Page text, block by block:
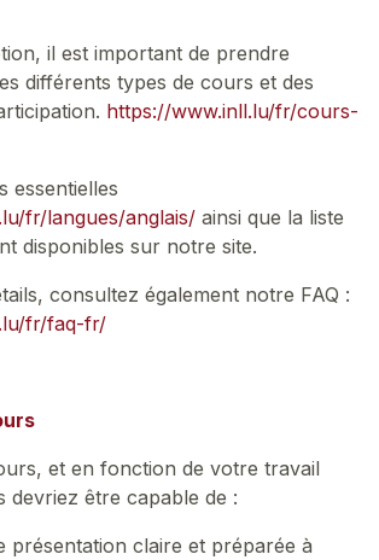
il est important de prendre
différents types de cours et des
https://www.inll.lu/fr/cours-
essentielles
fr/langues/anglais/ ainsi que la liste
disponibles sur notre site.
consultez également notre FAQ :
fr/faq-fr/
et en fonction de votre travail
devriez être capable de :
présentation claire et préparée à